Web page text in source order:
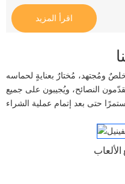
اقرأ المزيد
ومُجتهد، مُختارٌ بعنايةٍ لحماسه
النصائح، ويُجيبون على جميع